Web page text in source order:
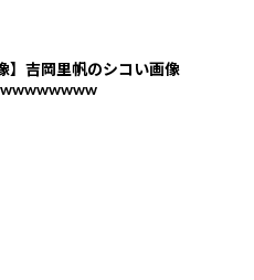
】吉岡里帆のシコい画像